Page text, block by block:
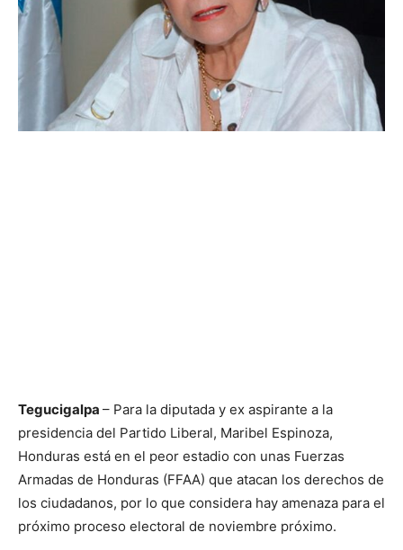
Tegucigalpa – Para la diputada y ex aspirante a la
presidencia del Partido Liberal, Maribel Espinoza,
Honduras está en el peor estadio con unas Fuerzas
Armadas de Honduras (FFAA) que atacan los derechos de
los ciudadanos, por lo que considera hay amenaza para el
próximo proceso electoral de noviembre próximo.